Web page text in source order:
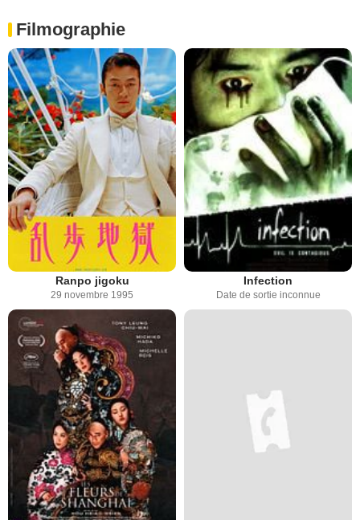
Filmographie
Ranpo jigoku
29 novembre 1995
Infection
Date de sortie inconnue